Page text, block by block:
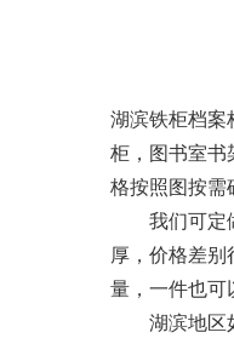
湖滨铁柜档案
柜，图书室书
格按照图按需
我们可定做
厚，价格差
量，一件也可
湖滨地区如